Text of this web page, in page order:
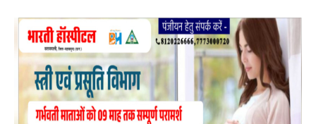
जनकल्याणकारी योजनाओं का लाभ लेने के लिए प्रेरित किया
गया।